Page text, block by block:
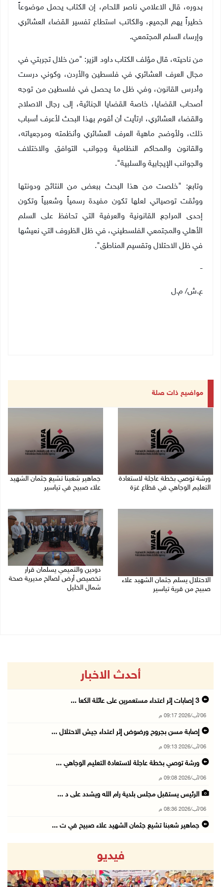
بدوره، قال الاعلامي ناصر اللحام، إن الكتاب يحمل موضوعاً
خطيراً يهم الجميع، والكاتب استطاع تفسير القضاء العشائري
وإرساء السلم المجتمعي.
من ناحيته، قال مؤلف الكتاب داود الزير: "من خلال تجربتي في
مجال العرف العشائري في فلسطين والأردن، وكوني درست
وأدرس القانون، وفي ظل ما يحصل في فلسطين من توجه
أصحاب القضايا، خاصة القضايا الجنائية، إلى رجال الاصلاح
والقضاء العشائري، ارتأيت أن أقوم بهذا البحث لأعرف أسباب
ذلك، ولأوضح ماهية العرف العشائري وأنظمته ومرجعياته،
والقانون والمحاكم النظامية وجوانب التوافق والاختلاف
والجوانب الإيجابية والسلبية".
وتابع: "خلصت من هذا البحث ببعض من النتائج ودونتها
ووثقت توصياتي لعلها تكون مفيدة رسمياً وشعبياً وتكون
إحدى المراجع القانونية والعرفية التي تحافظ على السلم
الأهلي والمجتمعي الفلسطيني، في ظل الظروف التي نعيشها
في ظل الاحتلال وتقسيم المناطق".
-
ع.ش/ م.ل
مواضيع ذات صلة
ورشة توصي بخطة عاجلة لاستعادة
التعليم الوجاهي في قطاع غزة
جماهير شعبنا تشيع جثمان الشهيد
علاء صبيح في تياسير
الاحتلال يسلم جثمان الشهيد علاء
صبيح من قرية تياسير
دودين والتميمي يسلمان قرار
تخصيص أرض لصالح مديرية صحة
شمال الخليل
أحدث الاخبار
06/آب/2026 09:17 م
إصابة مسن بجروح ورضوض إثر اعتداء جيش الاحتلال ...
06/آب/2026 09:13 م
ورشة توصي بخطة عاجلة لاستعادة التعليم الوجاهي ...
06/آب/2026 09:08 م
الرئيس يستقبل مجلس بلدية رام الله ويشدد على د ...
06/آب/2026 08:36 م
جماهير شعبنا تشيع جثمان الشهيد علاء صبيح في ت ...
الاحتلال يوسع حملات الدهم والاعتقال في قلنديا ...
06/آب/2026 08:06 م
فيديو